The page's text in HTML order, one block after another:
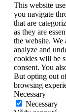
This website
you navigate
that are
as they are
the website. We
analyze and
cookies will be
consent. You
But opting out
browsing
Necessary
Necessary